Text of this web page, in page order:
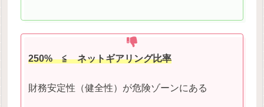
250% ≦ネットギアリング比率
財務安定性（健全性）が危険ゾーンにある